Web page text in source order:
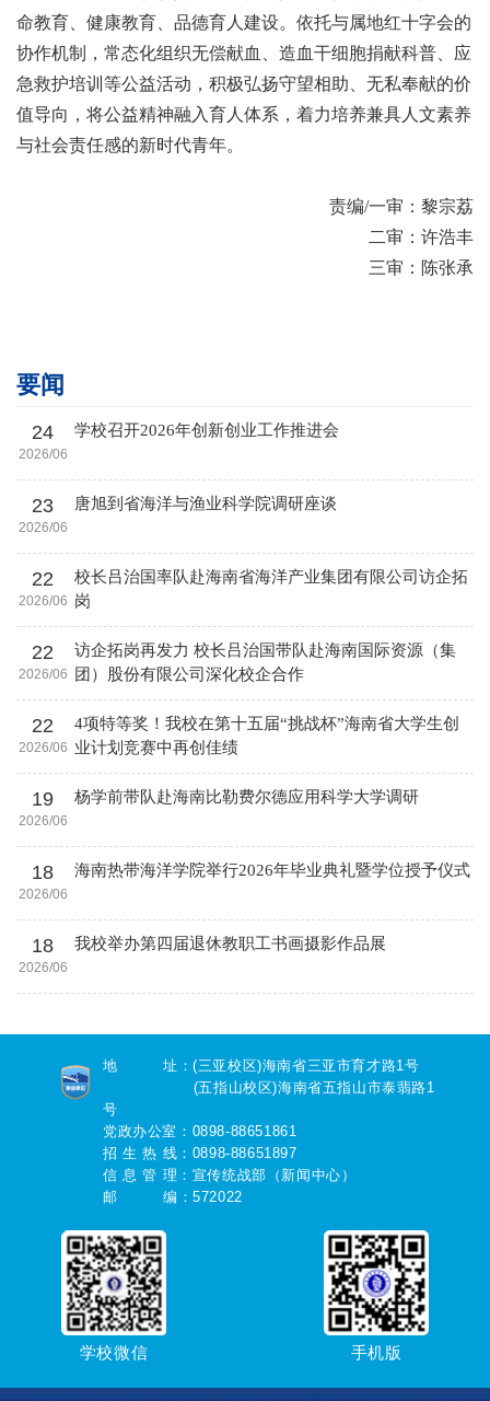
命教育、健康教育、品德育人建设。依托与属地红十字会的
协作机制，常态化组织无偿献血、造血干细胞捐献科普、应
急救护培训等公益活动，积极弘扬守望相助、无私奉献的价
值导向，将公益精神融入育人体系，着力培养兼具人文素养
与社会责任感的新时代青年。
责编/一审：黎宗荔
二审：许浩丰
三审：陈张承
要闻
24
2026/06
学校召开2026年创新创业工作推进会
23
2026/06
唐旭到省海洋与渔业科学院调研座谈
22
2026/06
校长吕治国率队赴海南省海洋产业集团有限公司访企拓
岗
22
2026/06
访企拓岗再发力 校长吕治国带队赴海南国际资源（集
团）股份有限公司深化校企合作
22
2026/06
4项特等奖！我校在第十五届“挑战杯”海南省大学生创
业计划竞赛中再创佳绩
19
2026/06
杨学前带队赴海南比勒费尔德应用科学大学调研
18
2026/06
海南热带海洋学院举行2026年毕业典礼暨学位授予仪式
18
2026/06
我校举办第四届退休教职工书画摄影作品展
地 址：(三亚校区)海南省三亚市育才路1号
(五指山校区)海南省五指山市泰翡路1
号
党政办公室：0898-88651861
招 生 热 线：0898-88651897
信 息 管 理：宣传统战部（新闻中心）
邮 编：572022
学校微信 手机版